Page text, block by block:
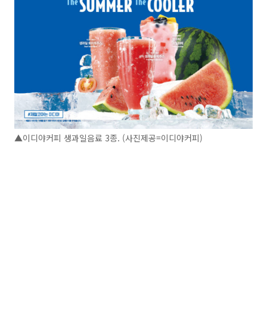
▲이디야커피 생과일음료 3종. (사진제공=이디야커피)